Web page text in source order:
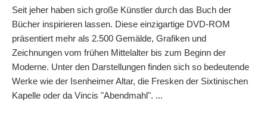
Seit jeher haben sich große Künstler durch das Buch der
Bücher inspirieren lassen. Diese einzigartige DVD-ROM
präsentiert mehr als 2.500 Gemälde, Grafiken und
Zeichnungen vom frühen Mittelalter bis zum Beginn der
Moderne. Unter den Darstellungen finden sich so bedeutende
Werke wie der Isenheimer Altar, die Fresken der Sixtinischen
Kapelle oder da Vincis "Abendmahl". ...